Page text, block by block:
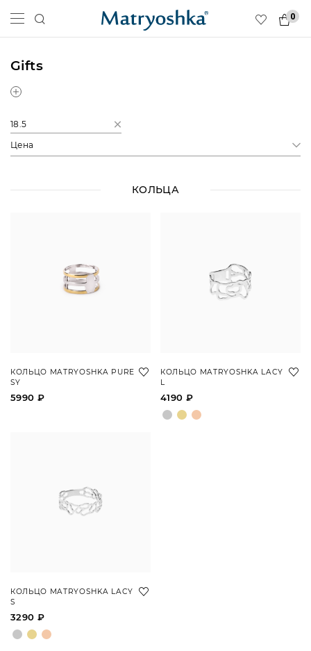
0
Gifts
18.5
Цена
КОЛЬЦА
КОЛЬЦО MATRYOSHKA PURE
SY
5990 ₽
КОЛЬЦО MATRYOSHKA LACY
L
4190 ₽
КОЛЬЦО MATRYOSHKA LACY
S
3290 ₽